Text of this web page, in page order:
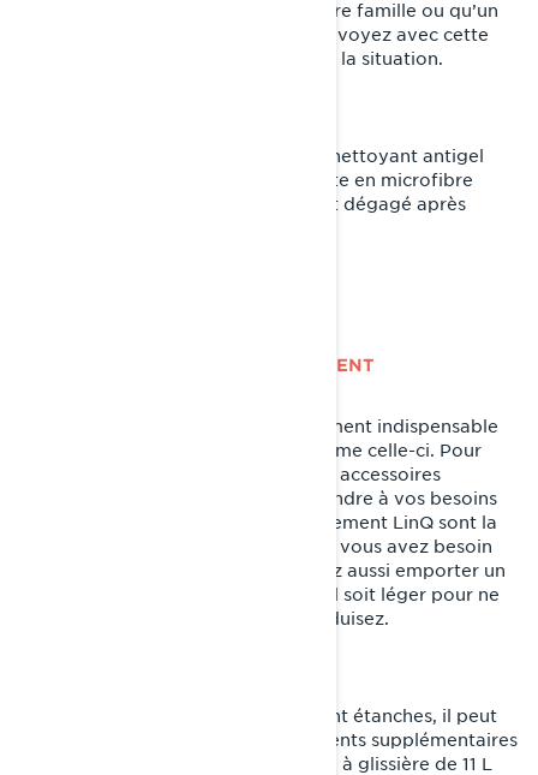
Assurez-vous qu’un membre de votre famille ou qu’un
ami connaisse votre itinéraire et prévoyez avec cette
personne des heures de contrôle de la situation.
Emportez un petit vaporisateur de nettoyant antigel
pour pare-brise ainsi qu’une serviette en microfibre
pour que votre champ de vision soit dégagé après
AJOUTEZ UN ESPACE DE RANGEMENT
L’espace de rangement est évidemment indispensable
dans le cadre d’une randonnée comme celle-ci. Pour
transporter tous les équipements et accessoires
mentionnés précédemment et répondre à vos besoins
spécifiques, les accessoires de rangement LinQ sont la
solution de chargement idéale. Et si vous avez besoin
d’encore plus d’espace, vous pouvez aussi emporter un
sac à dos, mais veillez bien à ce qu’il soit léger pour ne
pas vous fatiguer lorsque vous conduisez.
Même si la plupart des sacs LinQ sont étanches, il peut
être utile de transporter des vêtements supplémentaires
dans un sac hermétique à fermeture à glissière de 11 L